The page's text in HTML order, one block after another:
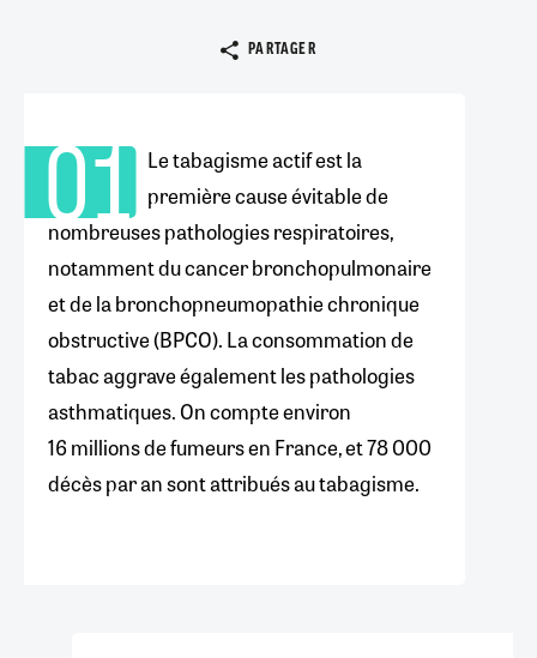
PARTAGER
01
Point
formation
n°1
Le tabagisme actif est la
première cause évitable de
nombreuses pathologies respiratoires,
notamment du cancer bronchopulmonaire
et de la bronchopneumopathie chronique
obstructive (BPCO). La consommation de
tabac aggrave également les pathologies
asthmatiques. On compte environ
16 millions de fumeurs en France, et 78 000
décès par an sont attribués au tabagisme.